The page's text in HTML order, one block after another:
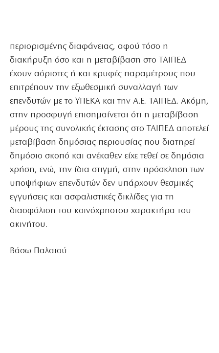
περιορισμένης διαφάνειας, αφού τόσο η
διακήρυξη όσο και η μεταβίβαση στο ΤΑΙΠΕΔ
έχουν αόριστες ή και κρυφές παραμέτρους που
επιτρέπουν την εξωθεσμική συναλλαγή των
επενδυτών με το ΥΠΕΚΑ και την Α.Ε. ΤΑΙΠΕΔ. Ακόμη,
στην προσφυγή επισημαίνεται ότι η μεταβίβαση
μέρους της συνολικής έκτασης στο ΤΑΙΠΕΔ αποτελεί
μεταβίβαση δημόσιας περιουσίας που διατηρεί
δημόσιο σκοπό και ανέκαθεν είχε τεθεί σε δημόσια
χρήση, ενώ, την ίδια στιγμή, στην πρόσκληση των
υποψήφιων επενδυτών δεν υπάρχουν θεσμικές
εγγυήσεις και ασφαλιστικές δικλίδες για τη
διασφάλιση του κοινόχρηστου χαρακτήρα του
ακινήτου.
Βάσω Παλαιού